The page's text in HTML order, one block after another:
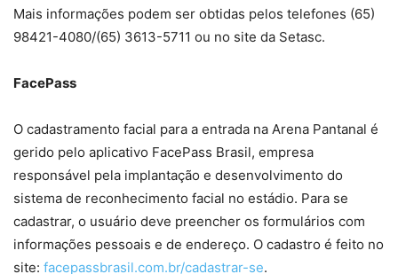
Mais informações podem ser obtidas pelos telefones (65)
98421-4080/(65) 3613-5711 ou no site da Setasc.
FacePass
O cadastramento facial para a entrada na Arena Pantanal é
gerido pelo aplicativo FacePass Brasil, empresa
responsável pela implantação e desenvolvimento do
sistema de reconhecimento facial no estádio. Para se
cadastrar, o usuário deve preencher os formulários com
informações pessoais e de endereço. O cadastro é feito no
site: facepassbrasil.com.br/cadastrar-se.